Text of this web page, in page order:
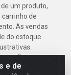
e de
um produto,
carrinho de
As vendas
do estoque.
em